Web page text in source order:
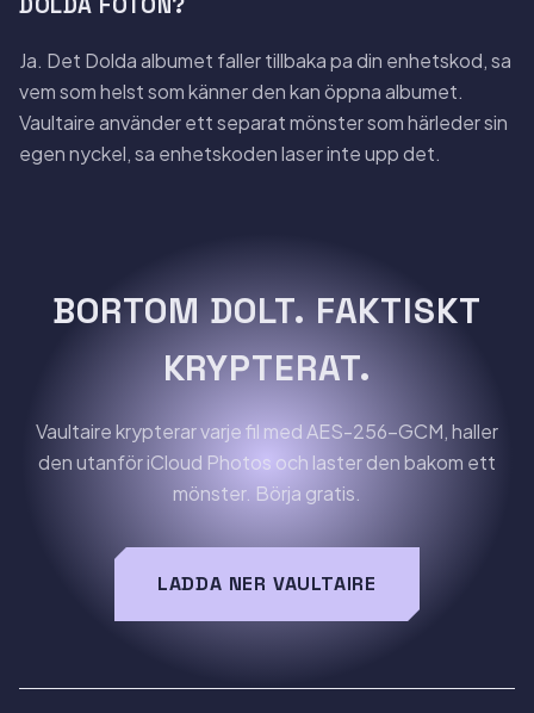
Ja. Det Dolda albumet faller tillbaka pa din enhetskod, sa
vem som helst som känner den kan öppna albumet.
Vaultaire använder ett separat mönster som härleder sin
egen nyckel, sa enhetskoden laser inte upp det.
BORTOM DOLT. FAKTISKT
KRYPTERAT.
Vaultaire krypterar varje fil med AES-256-GCM, haller
den utanför iCloud Photos och laster den bakom ett
mönster. Börja gratis.
LADDA NER VAULTAIRE